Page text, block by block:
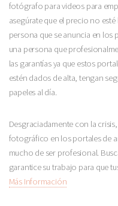
fotógrafo para videos para
asegúrate que el precio no
persona que se anuncia en los
una persona que
las garantías ya que estos
estén dados de alta, tengan
papeles al día.
Desgraciadamente con la
fotográfico en los portales de
mucho de ser profesional.
garantice su trabajo para que
Más Información